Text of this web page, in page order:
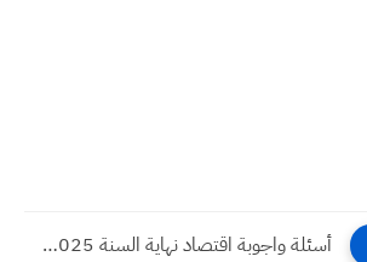
أسئلة واجوبة اقتصاد نهاية السنة 2025 صف خامس ادبي